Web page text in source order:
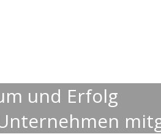
und Erfolg